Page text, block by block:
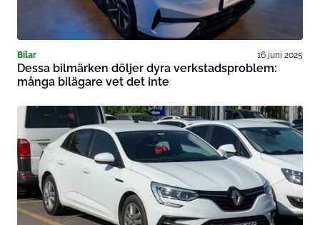
Bilar 16 juni 2025
Dessa bilmärken döljer dyra verkstadsproblem:
många bilägare vet det inte